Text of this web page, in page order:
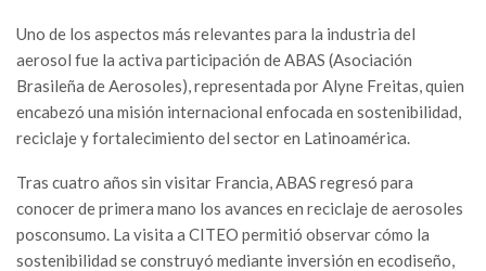
Uno de los aspectos más relevantes para la industria del
aerosol fue la activa participación de ABAS (Asociación
Brasileña de Aerosoles), representada por Alyne Freitas, quien
encabezó una misión internacional enfocada en sostenibilidad,
reciclaje y fortalecimiento del sector en Latinoamérica.
Tras cuatro años sin visitar Francia, ABAS regresó para
conocer de primera mano los avances en reciclaje de aerosoles
posconsumo. La visita a CITEO permitió observar cómo la
sostenibilidad se construyó mediante inversión en ecodiseño,